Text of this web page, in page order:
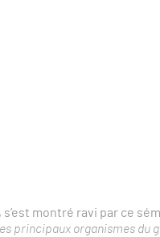
montré ravi par ce
principaux organismes du